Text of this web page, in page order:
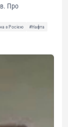
Про
з Росією
#Нафта